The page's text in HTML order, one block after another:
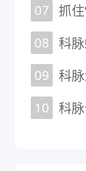
07 抓
08 科
09
10